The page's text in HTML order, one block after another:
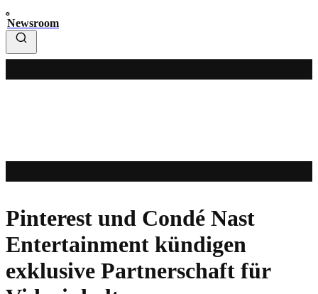
Newsroom
Pinterest und Condé Nast
Entertainment kündigen
exklusive Partnerschaft für